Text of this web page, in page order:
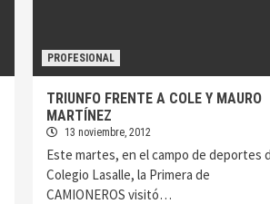
PROFESIONAL
TRIUNFO FRENTE A COLE Y MAURO
MARTÍNEZ
13 noviembre, 2012
Este martes, en el campo de deportes
Colegio Lasalle, la Primera de
CAMIONEROS visitó…